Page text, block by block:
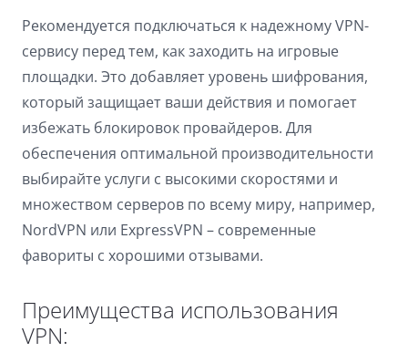
Рекомендуется подключаться к надежному VPN-
сервису перед тем, как заходить на игровые
площадки. Это добавляет уровень шифрования,
который защищает ваши действия и помогает
избежать блокировок провайдеров. Для
обеспечения оптимальной производительности
выбирайте услуги с высокими скоростями и
множеством серверов по всему миру, например,
NordVPN или ExpressVPN – современные
фавориты с хорошими отзывами.
Преимущества использования
VPN: